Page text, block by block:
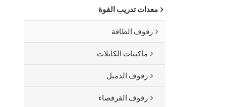
معدات تدريب القوة
رفوف الطاقة
ماكينات الكابلات
رفوف الدمبل
رفوف القرفصاء